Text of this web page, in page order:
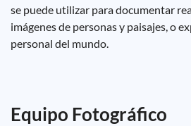
se puede utilizar para documentar
imágenes de personas y paisajes, o
personal del mundo.
Equipo Fotográfico